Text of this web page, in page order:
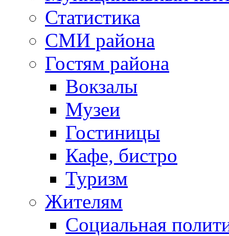
Статистика
СМИ района
Гостям района
Вокзалы
Музеи
Гостиницы
Кафе, бистро
Туризм
Жителям
Социальная